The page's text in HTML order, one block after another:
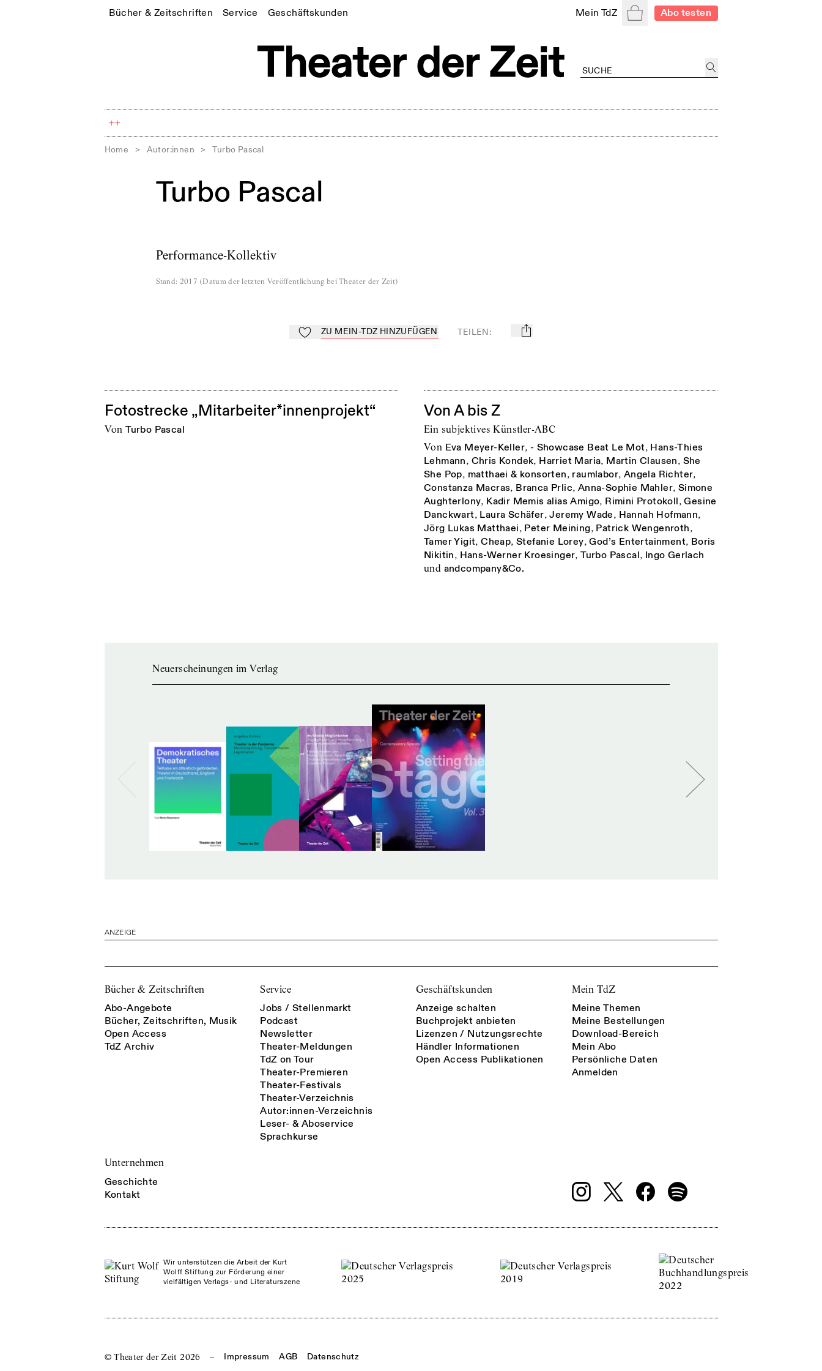
Bücher & Zeitschriften Service Geschäftskunden Mein TdZ WarenkorbAbo testen
++
Home > Autor:innen > Turbo Pascal
Turbo Pascal
Performance-Kollektiv
Stand: 2017 (Datum der letzten Veröffentlichung bei Theater der Zeit)
Zu Mein-TdZ hinzufügen
ZU MEIN-TDZ HINZUFÜGEN TEILEN: mail
Fotostrecke „Mitarbeiter*innenprojekt“
von Turbo Pascal
Von A bis Z
Ein subjektives Künstler-ABC
von Eva Meyer-Keller, - Showcase Beat Le Mot, Hans-Thies
Lehmann, Chris Kondek, Harriet Maria, Martin Clausen, She
She Pop, matthaei & konsorten, raumlabor, Angela Richter,
Constanza Macras, Branca Prlic, Anna-Sophie Mahler, Simone
Aughterlony, Kadir Memis alias Amigo, Rimini Protokoll,Gesine
Danckwart, Laura Schäfer,Jeremy Wade, Hannah Hofmann,
Jörg Lukas Matthaei, Peter Meining, Patrick Wengenroth,
Tamer Yigit,Cheap,Stefanie Lorey,God’s Entertainment, Boris
Nikitin, Hans-Werner Kroesinger,Turbo Pascal, Ingo Gerlach
und andcompany&Co.
Neuerscheinungen im Verlag
ANZEIGE
Bücher & Zeitschriften
Abo-Angebote
Bücher, Zeitschriften, Musik
Open Access
TdZ Archiv
Service
Jobs / Stellenmarkt
Podcast
Newsletter
Theater-Meldungen
TdZ on Tour
Theater-Premieren
Theater-Festivals
Theater-Verzeichnis
Autor:innen-Verzeichnis
Leser- & Aboservice
Sprachkurse
Geschäftskunden
Anzeige schalten
Buchprojekt anbieten
Lizenzen / Nutzungsrechte
Händler Informationen
Open Access Publikationen
Mein TdZ
Meine Themen
Meine Bestellungen
Download-Bereich
Mein Abo
Persönliche Daten
Anmelden
Unternehmen
Geschichte
Kontakt
Wir unterstützen die Arbeit der Kurt
Wolff Stiftung zur Förderung einer
vielfältigen Verlags- und Literaturszene
© Theater der Zeit2026 – Impressum AGB Datenschutz